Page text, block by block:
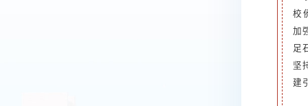
校
加
足
坚
建